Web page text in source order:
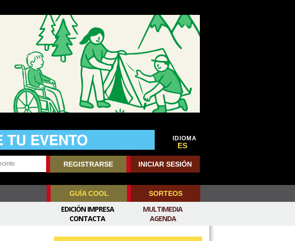
IDIOMA
ES
REGISTRARSE INICIAR SESIÓN
GUÍA COOL SORTEOS
MULTIMEDIA
AGENDA
EDICIÓN IMPRESA
CONTACTA